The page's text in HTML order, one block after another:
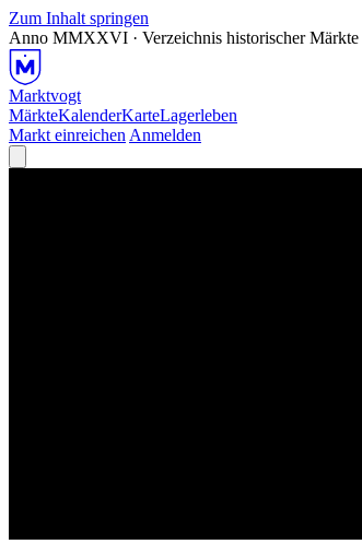
Zum Inhalt springen
Anno MMXXVI · Verzeichnis historischer Märkte
Marktvogt
MärkteKalenderKarteLagerleben
Markt einreichen Anmelden